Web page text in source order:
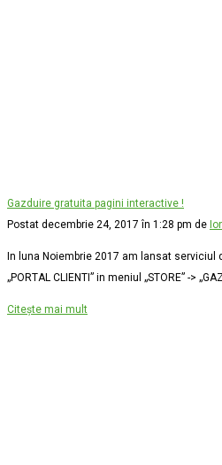
Gazduire gratuita pagini interactive !
Postat decembrie 24, 2017 în 1:28 pm de
In luna Noiembrie 2017 am lansat serviciul
„PORTAL CLIENTI” in meniul „STORE” ->
Citește mai mult